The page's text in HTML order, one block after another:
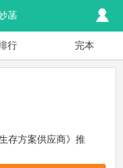
菡
行 完本
存方案供应商》推